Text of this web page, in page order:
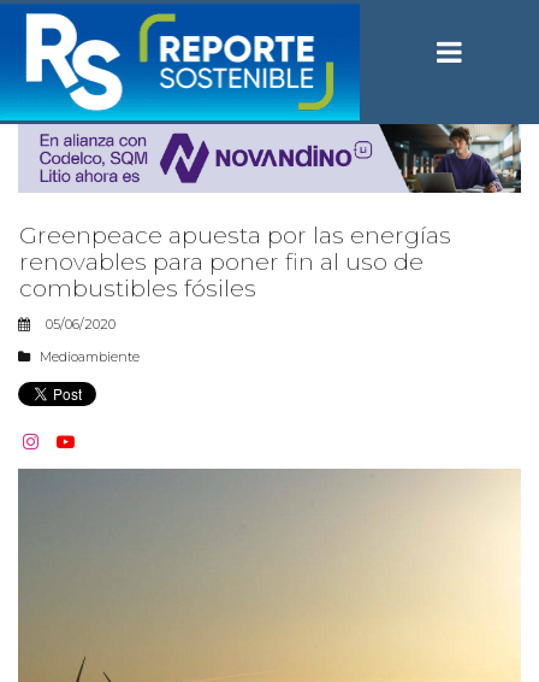
Greenpeace apuesta por las energías
renovables para poner fin al uso de
combustibles fósiles
05/06/2020
Medioambiente
 